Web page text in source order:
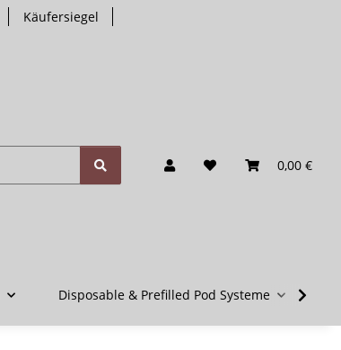
Käufersiegel
0,00 €
Disposable & Prefilled Pod Systeme